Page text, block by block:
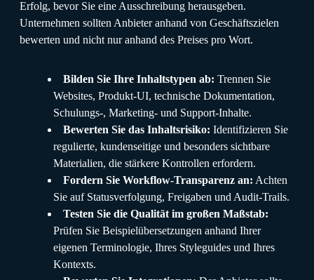
Erfolg, bevor Sie eine Ausschreibung herausgeben.
Unternehmen sollten Anbieter anhand von Geschäftszielen
bewerten und nicht nur anhand des Preises pro Wort.
Bilden Sie Ihre Inhaltstypen ab: Trennen Sie
Websites, Produkt-UI, technische Dokumentation,
Schulungs-, Marketing- und Support-Inhalte.
Bewerten Sie das Inhaltsrisiko: Identifizieren Sie
regulierte, kundenseitige und besonders sichtbare
Materialien, die stärkere Kontrollen erfordern.
Fordern Sie Workflow-Transparenz an: Achten
Sie auf Statusverfolgung, Freigaben und Audit-Trails.
Testen Sie die Qualität im großen Maßstab:
Prüfen Sie Beispielübersetzungen anhand Ihrer
eigenen Terminologie, Ihres Styleguides und Ihres
Kontexts.